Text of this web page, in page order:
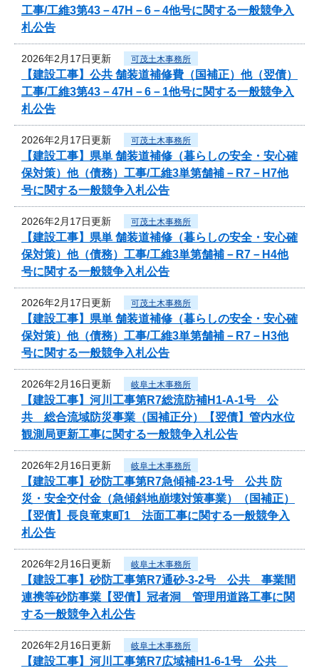
工事/工維3第43－47H－6－4他号に関する一般競争入
札公告
2026年2月17日更新 可茂土木事務所
【建設工事】公共 舗装道補修費（国補正）他（翌債）
工事/工維3第43－47H－6－1他号に関する一般競争入
札公告
2026年2月17日更新 可茂土木事務所
【建設工事】県単 舗装道補修（暮らしの安全・安心確
保対策）他（債務）工事/工維3単第舗補－R7－H7他
号に関する一般競争入札公告
2026年2月17日更新 可茂土木事務所
【建設工事】県単 舗装道補修（暮らしの安全・安心確
保対策）他（債務）工事/工維3単第舗補－R7－H4他
号に関する一般競争入札公告
2026年2月17日更新 可茂土木事務所
【建設工事】県単 舗装道補修（暮らしの安全・安心確
保対策）他（債務）工事/工維3単第舗補－R7－H3他
号に関する一般競争入札公告
2026年2月16日更新 岐阜土木事務所
【建設工事】河川工事第R7総流防補H1-A-1号 公
共 総合流域防災事業（国補正分）【翌債】管内水位
観測局更新工事に関する一般競争入札公告
2026年2月16日更新 岐阜土木事務所
【建設工事】砂防工事第R7急傾補-23-1号 公共 防
災・安全交付金（急傾斜地崩壊対策事業）（国補正）
【翌債】長良竜東町1 法面工事に関する一般競争入
札公告
2026年2月16日更新 岐阜土木事務所
【建設工事】砂防工事第R7通砂-3-2号 公共 事業間
連携等砂防事業【翌債】冠者洞 管理用道路工事に関
する一般競争入札公告
2026年2月16日更新 岐阜土木事務所
【建設工事】河川工事第R7広域補H1-6-1号 公共